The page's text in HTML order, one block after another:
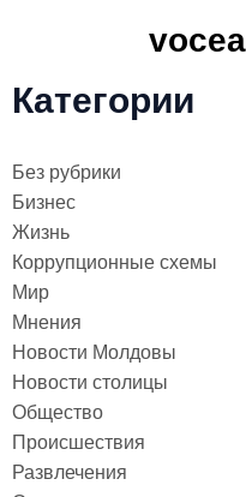
Категории
Без рубрики
Бизнес
Жизнь
Коррупционные схемы
Мир
Мнения
Новости Молдовы
Новости столицы
Общество
Происшествия
Развлечения